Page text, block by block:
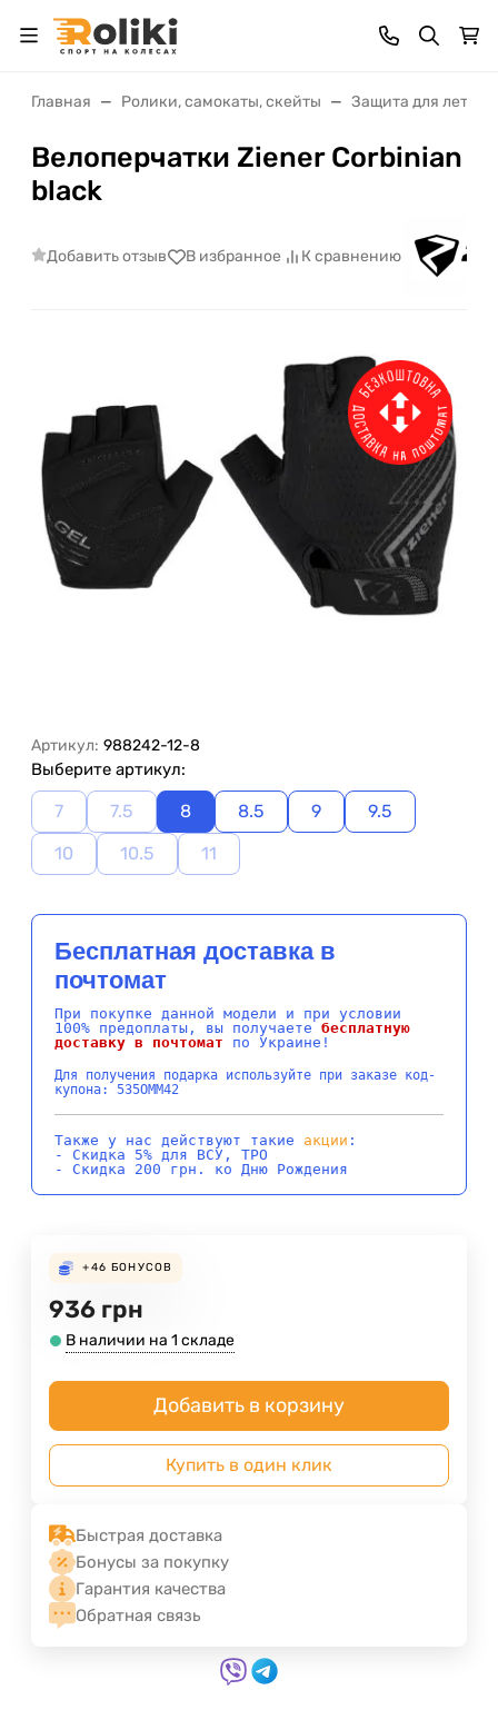
Главная Ролики, самокаты, скейты Защита для лета
Велоперчатки Ziener Corbinian
black
Добавить отзыв В избранное К сравнению
Артикул: 988242-12-8
Выберите артикул:
7 7.5 8 8.5 9
9.5
10
10.5 11
Бесплатная доставка в
почтомат
При покупке данной модели и при условии
100% предоплаты, вы получаете бесплатную
доставку в почтомат по Украине!
Для получения подарка используйте при заказе код-
купона: 535OMM42
Также у нас действуют такие акции :
- Скидка 5% для ВСУ, ТРО
- Скидка 200 грн. ко Дню Рождения
+46 БОНУСОВ
936 грн
В наличии на 1 складе
Добавить в корзину
Купить в один клик
Быстрая доставка
Бонусы за покупку
Гарантия качества
Обратная связь